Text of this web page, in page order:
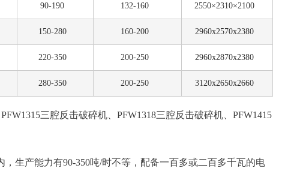
90-190 132-160 2550×2310×2100
150-280 160-200 2960x2570x2380
220-350 200-250 2960x2870x2380
280-350 200-250 3120x2650x2660
三腔反击破碎机、PFW1318三腔反击破碎机、PFW1415
，生产能力有90-350吨/时不等，配备一百多或二百多千瓦的电